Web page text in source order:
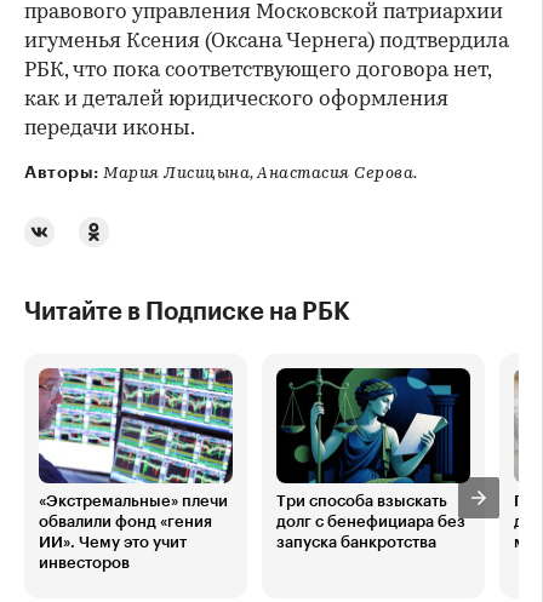
правового управления Московской патриархии
игуменья Ксения (Оксана Чернега) подтвердила
РБК, что пока соответствующего договора нет,
как и деталей юридического оформления
передачи иконы.
Авторы: Мария Лисицына, Анастасия Серова.
Читайте в Подписке на РБК
«Экстремальные» плечи
обвалили фонд «гения
ИИ». Чему это учит
инвесторов
Три способа взыскать
долг с бенефициара без
запуска банкротства